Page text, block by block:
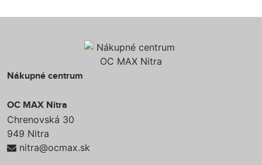
Nákupné centrum
OC MAX Nitra
Chrenovská 30
949 Nitra
nitra@ocmax.sk